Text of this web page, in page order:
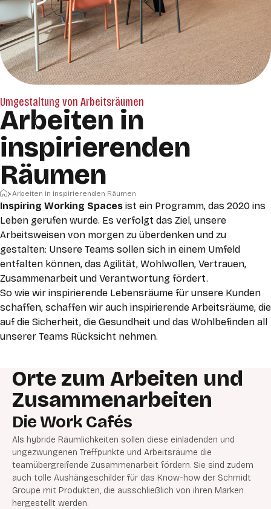
Umgestaltung von Arbeitsräumen
Arbeiten in
inspirierenden
Räumen
Startseite
Arbeiten in inspirierenden Räumen
Inspiring Working Spaces ist ein Programm, das 2020 ins
Leben gerufen wurde. Es verfolgt das Ziel, unsere
Arbeitsweisen von morgen zu überdenken und zu
gestalten: Unsere Teams sollen sich in einem Umfeld
entfalten können, das Agilität, Wohlwollen, Vertrauen,
Zusammenarbeit und Verantwortung fördert.
So wie wir inspirierende Lebensräume für unsere Kunden
schaffen, schaffen wir auch inspirierende Arbeitsräume, die
auf die Sicherheit, die Gesundheit und das Wohlbefinden all
unserer Teams Rücksicht nehmen.
Orte zum Arbeiten und
Zusammenarbeiten
Die Work Cafés
Als hybride Räumlichkeiten sollen diese einladenden und
ungezwungenen Treffpunkte und Arbeitsräume die
teamübergreifende Zusammenarbeit fördern. Sie sind zudem
auch tolle Aushängeschilder für das Know-how der Schmidt
Groupe mit Produkten, die ausschließlich von ihren Marken
hergestellt werden.